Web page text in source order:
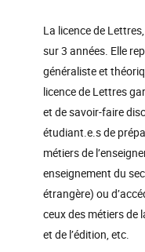
La licence de
sur 3 années. Elle
généraliste et
licence de Lettres
et de savoir-faire
étudiant.e.s de
métiers de
enseignement du
étrangère) ou
ceux des métiers de
et de l’édition, etc.